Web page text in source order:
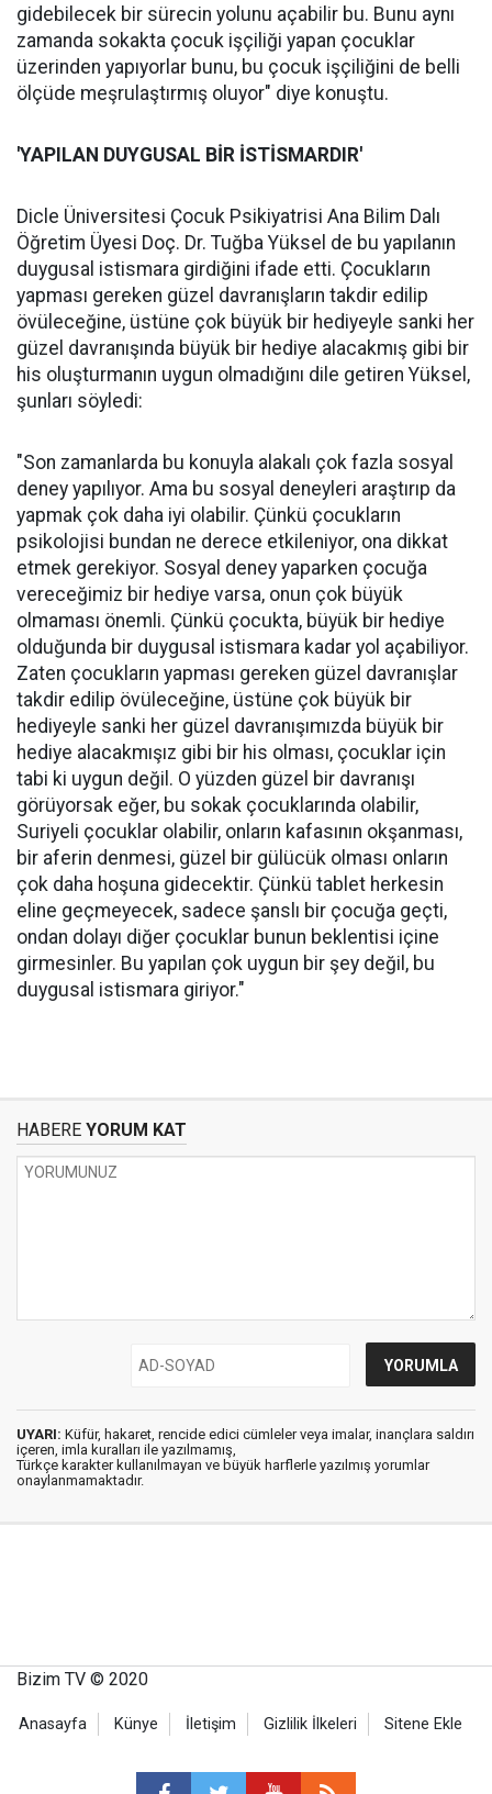
gidebilecek bir sürecin yolunu açabilir bu. Bunu aynı
zamanda sokakta çocuk işçiliği yapan çocuklar
üzerinden yapıyorlar bunu, bu çocuk işçiliğini de belli
ölçüde meşrulaştırmış oluyor" diye konuştu.
'YAPILAN DUYGUSAL BİR İSTİSMARDIR'
Dicle Üniversitesi Çocuk Psikiyatrisi Ana Bilim Dalı
Öğretim Üyesi Doç. Dr. Tuğba Yüksel de bu yapılanın
duygusal istismara girdiğini ifade etti. Çocukların
yapması gereken güzel davranışların takdir edilip
övüleceğine, üstüne çok büyük bir hediyeyle sanki her
güzel davranışında büyük bir hediye alacakmış gibi bir
his oluşturmanın uygun olmadığını dile getiren Yüksel,
şunları söyledi:
"Son zamanlarda bu konuyla alakalı çok fazla sosyal
deney yapılıyor. Ama bu sosyal deneyleri araştırıp da
yapmak çok daha iyi olabilir. Çünkü çocukların
psikolojisi bundan ne derece etkileniyor, ona dikkat
etmek gerekiyor. Sosyal deney yaparken çocuğa
vereceğimiz bir hediye varsa, onun çok büyük
olmaması önemli. Çünkü çocukta, büyük bir hediye
olduğunda bir duygusal istismara kadar yol açabiliyor.
Zaten çocukların yapması gereken güzel davranışlar
takdir edilip övüleceğine, üstüne çok büyük bir
hediyeyle sanki her güzel davranışımızda büyük bir
hediye alacakmışız gibi bir his olması, çocuklar için
tabi ki uygun değil. O yüzden güzel bir davranışı
görüyorsak eğer, bu sokak çocuklarında olabilir,
Suriyeli çocuklar olabilir, onların kafasının okşanması,
bir aferin denmesi, güzel bir gülücük olması onların
çok daha hoşuna gidecektir. Çünkü tablet herkesin
eline geçmeyecek, sadece şanslı bir çocuğa geçti,
ondan dolayı diğer çocuklar bunun beklentisi içine
girmesinler. Bu yapılan çok uygun bir şey değil, bu
duygusal istismara giriyor."
HABERE YORUM KAT
UYARI: Küfür, hakaret, rencide edici cümleler veya imalar, inançlara saldırı
içeren, imla kuralları ile yazılmamış,
Türkçe karakter kullanılmayan ve büyük harflerle yazılmış yorumlar
onaylanmamaktadır.
Bizim TV © 2020
Anasayfa Künye İletişim Gizlilik İlkeleri Sitene Ekle